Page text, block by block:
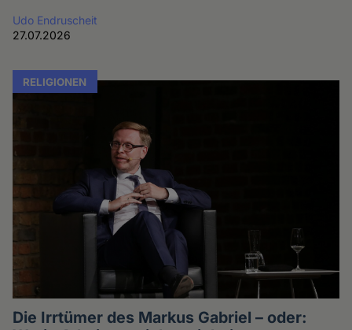
Udo Endruscheit
27.07.2026
RELIGIONEN
Die Irrtümer des Markus Gabriel – oder: